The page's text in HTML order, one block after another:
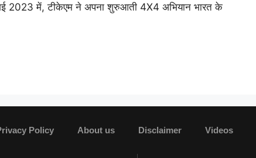
में, टीकेएम ने अपना शुरुआती 4X4 अभियान भारत के
Policy About us Disclaimer Videos